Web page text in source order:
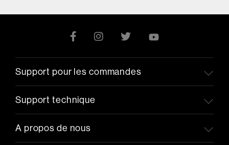
Support pour les commandes
Support technique
A propos de nous